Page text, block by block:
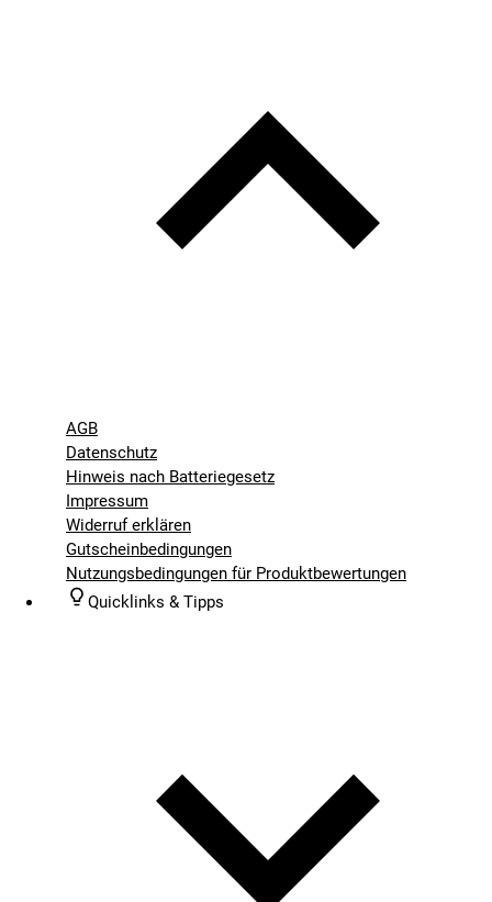
AGB
Datenschutz
Hinweis nach Batteriegesetz
Impressum
Widerruf erklären
Gutscheinbedingungen
Nutzungsbedingungen für Produktbewertungen
Quicklinks & Tipps